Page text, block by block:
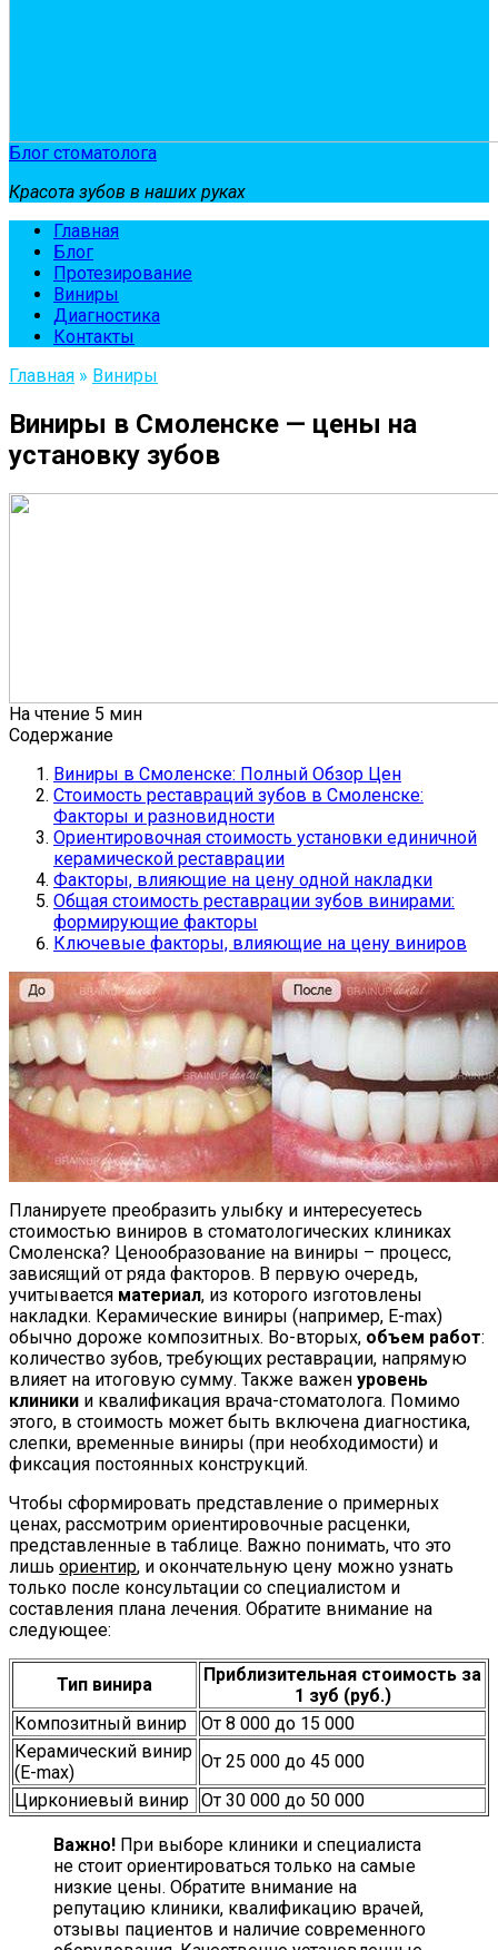
Блог стоматолога
Красота зубов в наших руках
Главная
Блог
Протезирование
Виниры
Диагностика
Контакты
Главная » Виниры
Виниры в Смоленске — цены на
установку зубов
На чтение 5 мин
Содержание
Виниры в Смоленске: Полный Обзор Цен
Стоимость реставраций зубов в Смоленске:
Факторы и разновидности
Ориентировочная стоимость установки единичной
керамической реставрации
Факторы, влияющие на цену одной накладки
Общая стоимость реставрации зубов винирами:
формирующие факторы
Ключевые факторы, влияющие на цену виниров
Планируете преобразить улыбку и интересуетесь
стоимостью виниров в стоматологических клиниках
Смоленска? Ценообразование на виниры – процесс,
зависящий от ряда факторов. В первую очередь,
учитывается материал, из которого изготовлены
накладки. Керамические виниры (например, E-max)
обычно дороже композитных. Во-вторых, объем работ:
количество зубов, требующих реставрации, напрямую
влияет на итоговую сумму. Также важен уровень
клиники и квалификация врача-стоматолога. Помимо
этого, в стоимость может быть включена диагностика,
слепки, временные виниры (при необходимости) и
фиксация постоянных конструкций.
Чтобы сформировать представление о примерных
ценах, рассмотрим ориентировочные расценки,
представленные в таблице. Важно понимать, что это
лишь ориентир, и окончательную цену можно узнать
только после консультации со специалистом и
составления плана лечения. Обратите внимание на
следующее:
Тип винира
Приблизительная стоимость за
1 зуб (руб.)
Композитный винир
От 8 000 до 15 000
Керамический винир
(E-max)
От 25 000 до 45 000
Циркониевый винир От 30 000 до 50 000
Важно! При выборе клиники и специалиста
не стоит ориентироваться только на самые
низкие цены. Обратите внимание на
репутацию клиники, квалификацию врачей,
отзывы пациентов и наличие современного